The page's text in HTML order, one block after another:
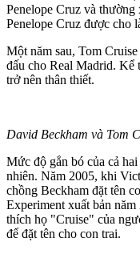
Penelope Cruz và
Penelope Cruz được cho
Một năm sau, Tom
đấu cho Real Madrid. Kể
trở nên thân thiết.
David Beckham và Tom
Mức độ gắn bó của cả
nhiên. Năm 2005, khi
chồng Beckham đặt tên
Experiment xuất bản
thích họ "Cruise" của
để đặt tên cho con trai.